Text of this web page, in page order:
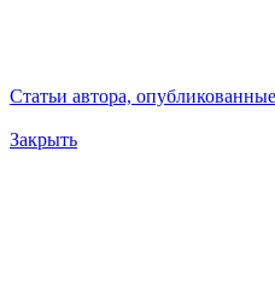
Статьи автора,
Закрыть